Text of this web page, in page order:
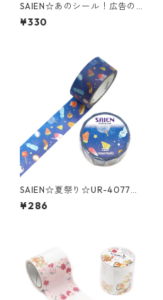
SAIEN☆あのシール！広告の品
☆透明シール☆(J327)
¥330
SAIEN☆夏祭り☆UR-4077☆2
0ｍｍマスキングテープ
¥286